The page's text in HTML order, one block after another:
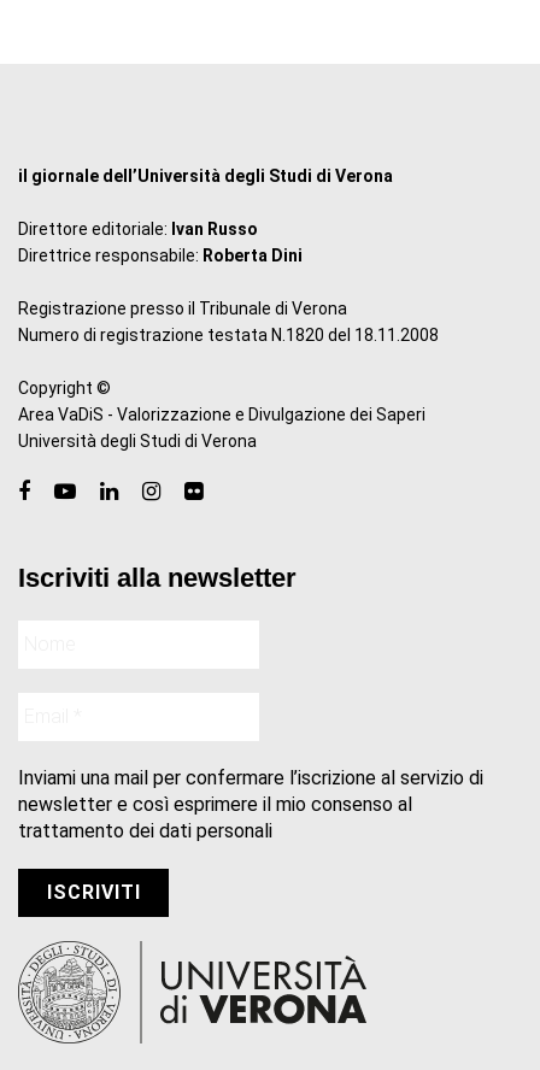
il giornale dell’Università degli Studi di Verona
Direttore editoriale: Ivan Russo
Direttrice responsabile: Roberta Dini
Registrazione presso il Tribunale di Verona
Numero di registrazione testata N.1820 del 18.11.2008
Copyright ©
Area VaDiS - Valorizzazione e Divulgazione dei Saperi
Università degli Studi di Verona
Iscriviti alla newsletter
Inviami una mail per confermare l’iscrizione al servizio di
newsletter e così esprimere il mio consenso al
trattamento dei dati personali